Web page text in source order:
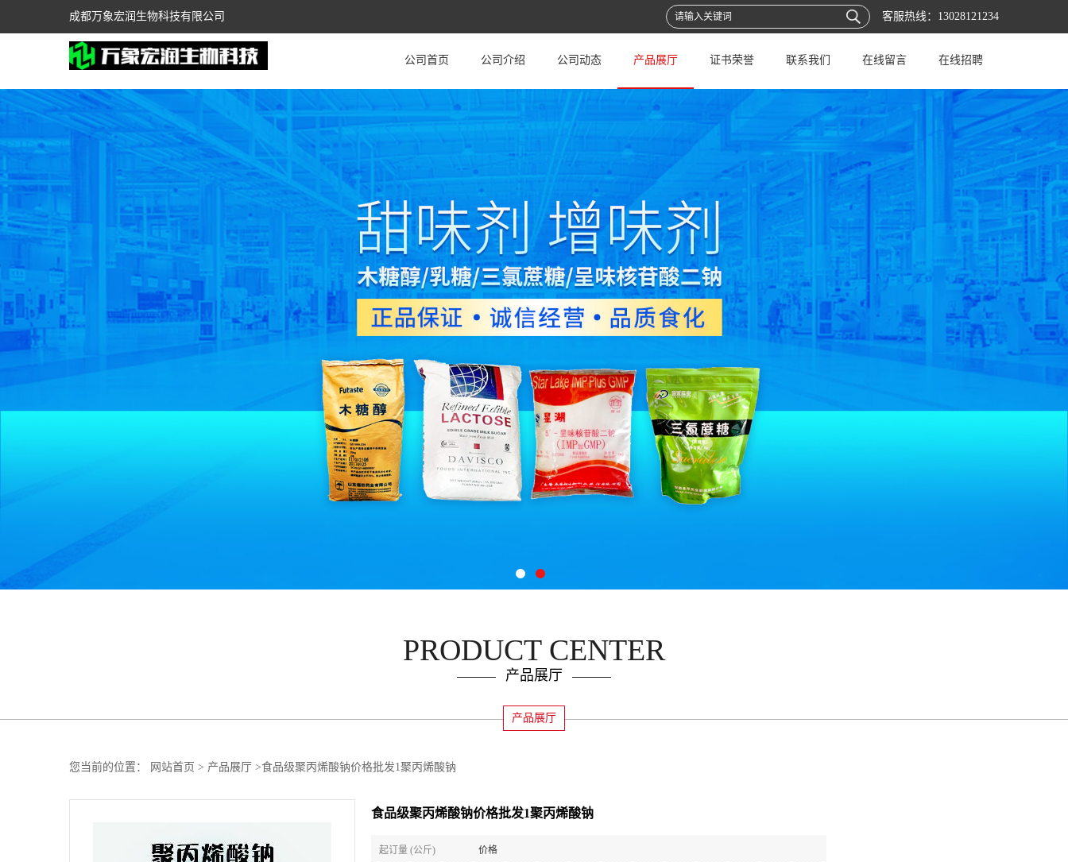
成都万象宏润生物科技有限公司 客服热线： 13028121234
公司首页 公司介绍 公司动态 产品展厅 证书荣誉 联系我们 在线留言 在线招聘
PRODUCT CENTER
产品展厅
产品展厅
您当前的位置： 网站首页 > 产品展厅 >食品级聚丙烯酸钠价格批发1聚丙烯酸钠
食品级聚丙烯酸钠价格批发1聚丙烯酸钠
起订量 (公斤) 价格